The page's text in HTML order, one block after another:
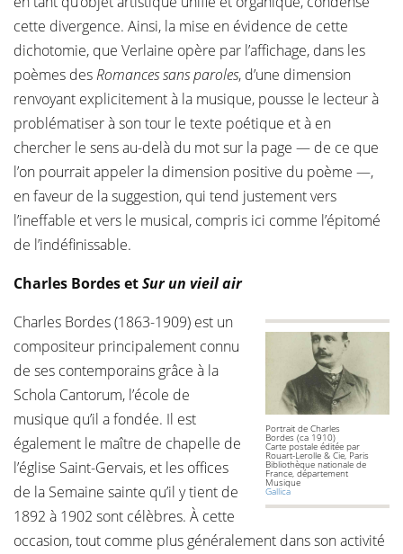
cette divergence. Ainsi, la mise en évidence de cette
dichotomie, que Verlaine opère par l’affichage, dans les
poèmes desRomances sans paroles, d’une dimension
renvoyant explicitement à la musique, pousse le lecteur à
problématiser à son tour le texte poétique et à en
chercher le sens au-delà du mot sur la page — de ce que
l’on pourrait appeler la dimension positive du poème —,
en faveur de la suggestion, qui tend justement vers
l’ineffable et vers le musical, compris ici comme l’épitomé
de l’indéfinissable.
Charles Bordes etSur un vieil air
Portrait de Charles
Bordes (ca 1910)
Carte postale éditée par
Rouart-Lerolle & Cie, Paris
Bibliothèque nationale de
France, département
Musique
Gallica
Charles Bordes (1863-1909) est un
compositeur principalement connu
de ses contemporains grâce à la
Schola Cantorum, l’école de
musique qu’il a fondée. Il est
également le maître de chapelle de
l’église Saint-Gervais, et les offices
de la Semaine sainte qu’il y tient de
1892 à 1902 sont célèbres. À cette
occasion, tout comme plus généralement dans son activité